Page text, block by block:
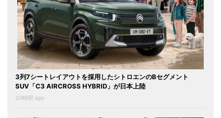
3列7シートレイアウトを採用したシトロエンのBセグメント
SUV「C3 AIRCROSS HYBRID」が日本上陸
20時間 ago